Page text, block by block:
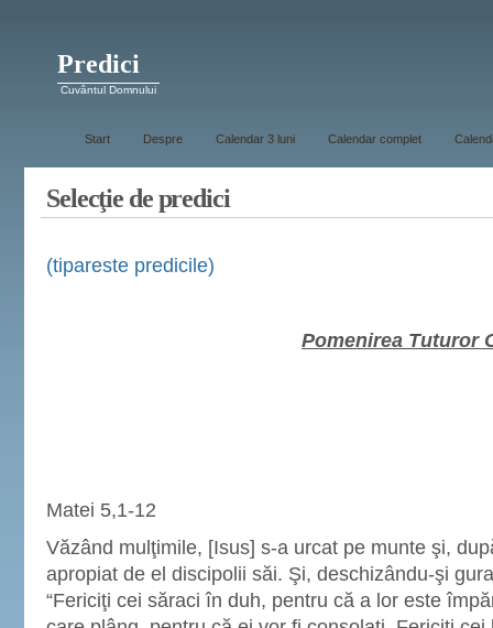
Predici
Cuvântul Domnului
Start Despre Calendar 3 luni Calendar complet
Selecţie de predici
(tipareste predicile)
Pomenirea Tuturor
Matei 5,1-12
Văzând mulţimile, [Isus] s-a urcat pe munte şi,
apropiat de el discipolii săi. Şi, deschizându-şi
“Fericiţi cei săraci în duh, pentru că a lor este